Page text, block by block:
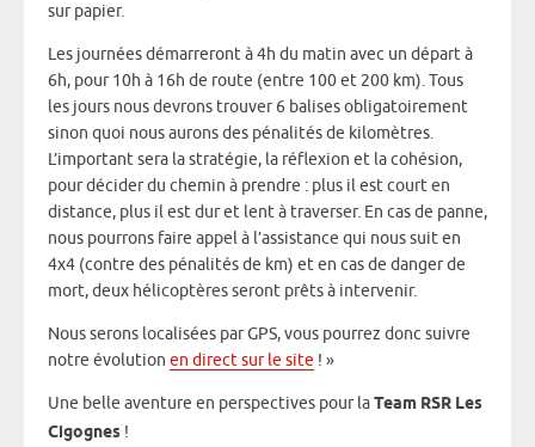
sur papier.
Les journées démarreront à 4h du matin avec un départ à
6h, pour 10h à 16h de route (entre 100 et 200 km). Tous
les jours nous devrons trouver 6 balises obligatoirement
sinon quoi nous aurons des pénalités de kilomètres.
L’important sera la stratégie, la réflexion et la cohésion,
pour décider du chemin à prendre : plus il est court en
distance, plus il est dur et lent à traverser. En cas de panne,
nous pourrons faire appel à l’assistance qui nous suit en
4x4 (contre des pénalités de km) et en cas de danger de
mort, deux hélicoptères seront prêts à intervenir.
Nous serons localisées par GPS, vous pourrez donc suivre
notre évolution en direct sur le site ! »
Une belle aventure en perspectives pour laTeam RSR Les
Cigognes !